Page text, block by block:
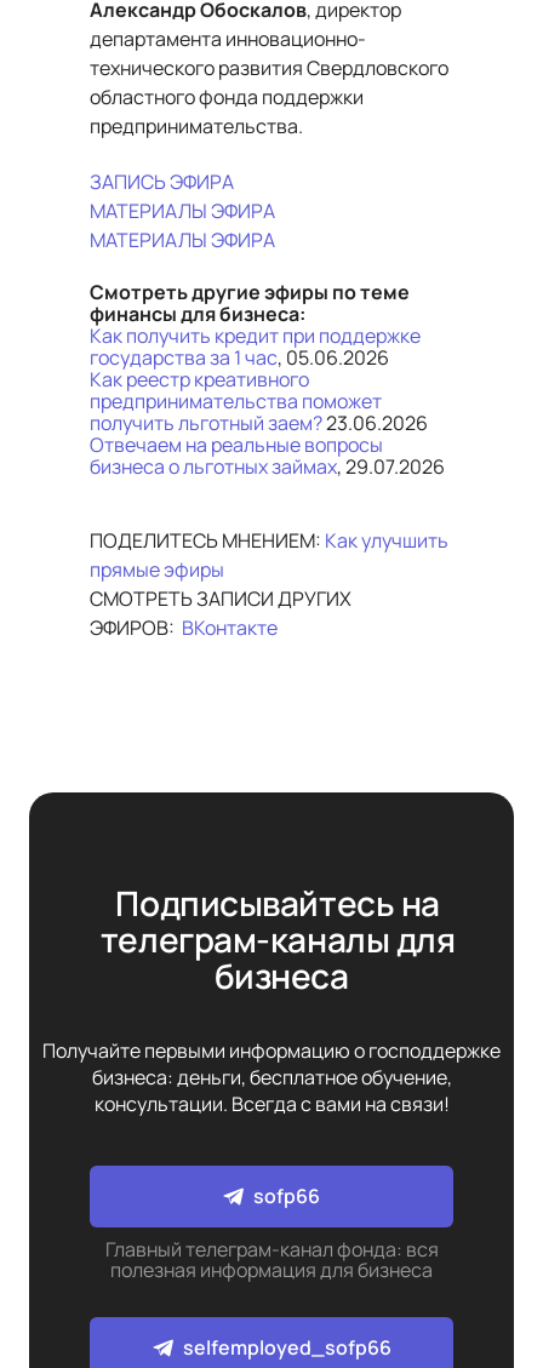
Александр Обоскалов, директор
департамента инновационно-
технического развития Свердловского
областного фонда поддержки
предпринимательства.
ЗАПИСЬ ЭФИРА
МАТЕРИАЛЫ ЭФИРА
МАТЕРИАЛЫ ЭФИРА
Смотреть другие эфиры по теме
финансы для бизнеса:
Как получить кредит при поддержке
государства за 1 час, 05.06.2026
Как реестр креативного
предпринимательства поможет
получить льготный заем?23.06.2026
Отвечаем на реальные вопросы
бизнеса о льготных займах, 29.07.2026
ПОДЕЛИТЕСЬ МНЕНИЕМ: Как улучшить
прямые эфиры
СМОТРЕТЬ ЗАПИСИ ДРУГИХ
ЭФИРОВ: ВКонтакте
Подписывайтесь на
телеграм-каналы для
бизнеса
Получайте первыми информацию о господдержке
бизнеса: деньги, бесплатное обучение,
консультации. Всегда с вами на связи!
sofp66
Главный телеграм-канал фонда: вся
полезная информация для бизнеса
selfemployed_sofp66